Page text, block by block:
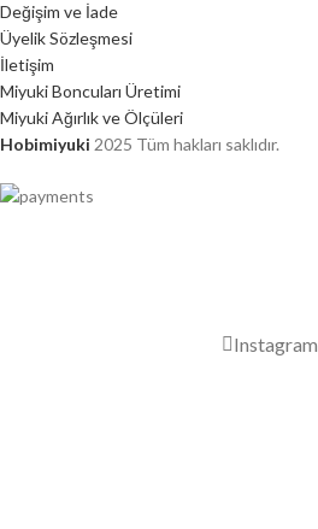
Değişim ve İade
Üyelik Sözleşmesi
İletişim
Miyuki Boncuları Üretimi
Miyuki Ağırlık ve Ölçüleri
Hobimiyuki 2025 Tüm hakları saklıdır.
Instagram